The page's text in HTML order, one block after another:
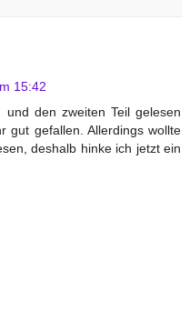
15:42
den zweiten Teil gelesen
gut gefallen. Allerdings wollte
deshalb hinke ich jetzt ein